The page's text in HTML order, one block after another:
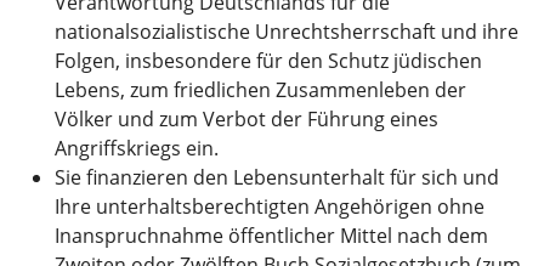
nationalsozialistische Unrechtsherrschaft und ihre
Folgen, insbesondere für den Schutz jüdischen
Lebens, zum friedlichen Zusammenleben der
Völker und zum Verbot der Führung eines
Angriffskriegs ein.
Sie finanzieren den Lebensunterhalt für sich und
Ihre unterhaltsberechtigten Angehörigen ohne
Inanspruchnahme öffentlicher Mittel nach dem